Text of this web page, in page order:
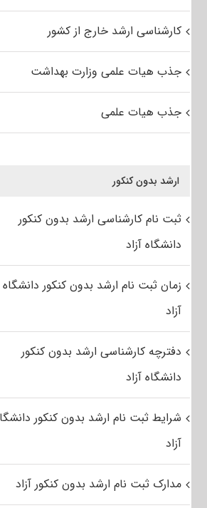
کارشناسی ارشد خارج از کشور
جذب هیات علمی وزارت بهداشت
جذب هیات علمی
ارشد بدون کنکور
ثبت نام کارشناسی ارشد بدون کنکور
دانشگاه آزاد
زمان ثبت نام ارشد بدون کنکور دانشگاه
آزاد
دفترچه کارشناسی ارشد بدون کنکور
دانشگاه آزاد
شرایط ثبت نام ارشد بدون کنکور
آزاد
مدارک ثبت نام ارشد بدون کنکور آزاد